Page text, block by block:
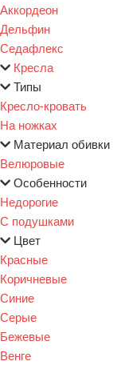
Аккордеон
Дельфин
Седафлекс
Кресла
Типы
Кресло-кровать
На ножках
Материал обивки
Велюровые
Особенности
Недорогие
С подушками
Цвет
Красные
Коричневые
Синие
Серые
Бежевые
Венге